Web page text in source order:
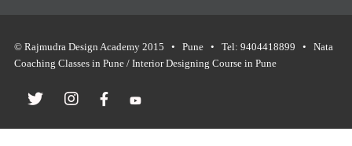
© Rajmudra Design Academy 2015 • Pune • Tel: 9404418899 • Nata
Coaching Classes in Pune / Interior Designing Course in Pune